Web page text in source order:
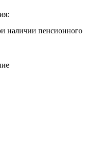
наличии пенсионного